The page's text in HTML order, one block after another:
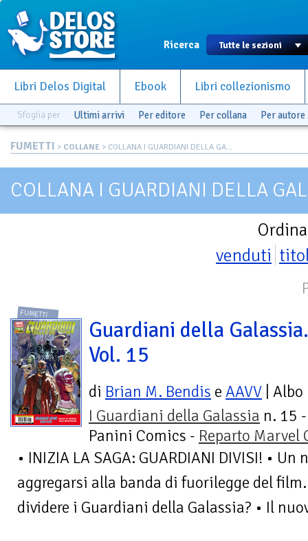
Ricerca
Libri Delos Digital Ebook Libri collezionismo
Sfoglia per Ultimi arrivi Per editore Per collana Per autore
FUMETTI > COLLANE > COLLANA I GUARDIANI DELLA GA...
COLLANA I GUARDIANI DELLA
venduti
FUMETTI
Guardiani della Galassia.
Vol. 15
di Brian M. Bendis e AAVV | Albo
I Guardiani della Galassia n. 15 -
Panini Comics - Reparto Marvel
• INIZIA LA SAGA: GUARDIANI DIVISI! •
aggregarsi alla banda di fuorilegge del
dividere i Guardiani della Galassia? • Il